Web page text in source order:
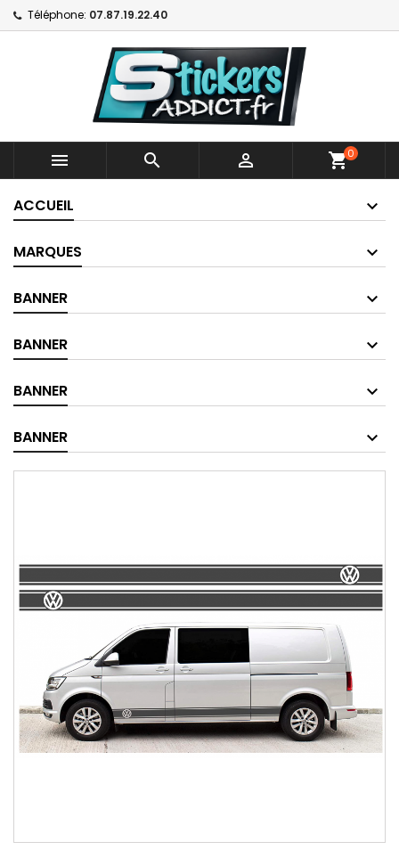
Téléphone: 07.87.19.22.40
   shopping_cart0
ACCUEIL
MARQUES
BANNER
BANNER
BANNER
BANNER